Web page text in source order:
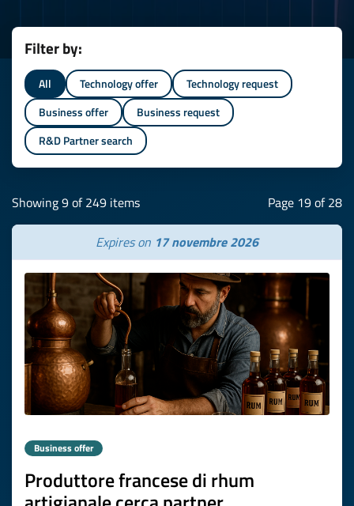
Filter by:
All Technology offer
Technology request
Business offer
Business request
R&D Partner search
Showing 9 of 249 items Page 19 of 28
Expires on 17 novembre 2026
Business offer
Produttore francese di rhum